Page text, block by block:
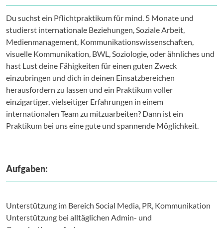
Du suchst ein Pflichtpraktikum für mind. 5 Monate und
studierst internationale Beziehungen, Soziale Arbeit,
Medienmanagement, Kommunikationswissenschaften,
visuelle Kommunikation, BWL, Soziologie, oder ähnliches und
hast Lust deine Fähigkeiten für einen guten Zweck
einzubringen und dich in deinen Einsatzbereichen
herausfordern zu lassen und ein Praktikum voller
einzigartiger, vielseitiger Erfahrungen in einem
internationalen Team zu mitzuarbeiten? Dann ist ein
Praktikum bei uns eine gute und spannende Möglichkeit.
Aufgaben:
Unterstützung im Bereich Social Media, PR, Kommunikation
Unterstützung bei alltäglichen Admin- und